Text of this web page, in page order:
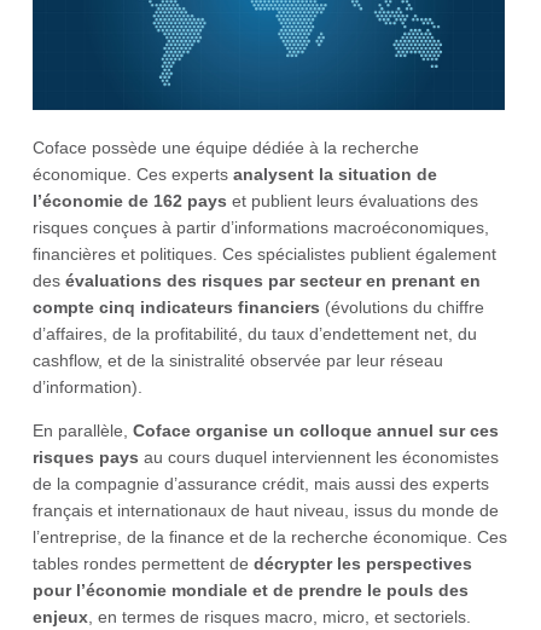
Coface possède une équipe dédiée à la recherche
économique. Ces experts analysent la situation de
l’économie de 162 pays et publient leurs évaluations des
risques conçues à partir d’informations macroéconomiques,
financières et politiques. Ces spécialistes publient également
des évaluations des risques par secteur en prenant en
compte cinq indicateurs financiers (évolutions du chiffre
d’affaires, de la profitabilité, du taux d’endettement net, du
cashflow, et de la sinistralité observée par leur réseau
d’information).
En parallèle, Coface organise un colloque annuel sur ces
risques pays au cours duquel interviennent les économistes
de la compagnie d’assurance crédit, mais aussi des experts
français et internationaux de haut niveau, issus du monde de
l’entreprise, de la finance et de la recherche économique. Ces
tables rondes permettent de décrypter les perspectives
pour l’économie mondiale et de prendre le pouls des
enjeux , en termes de risques macro, micro, et sectoriels.